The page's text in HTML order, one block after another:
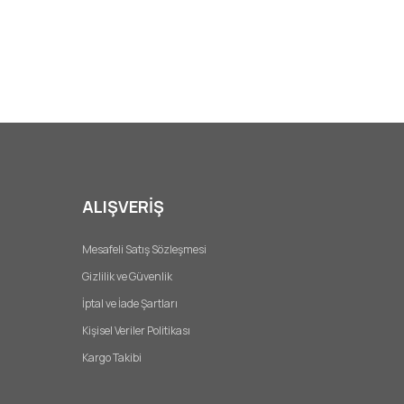
ALIŞVERİŞ
Mesafeli Satış Sözleşmesi
Gizlilik ve Güvenlik
İptal ve İade Şartları
Kişisel Veriler Politikası
Kargo Takibi